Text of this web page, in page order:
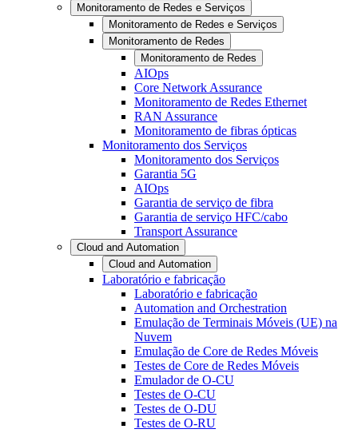
Monitoramento de Redes e Serviços
Monitoramento de Redes e Serviços
Monitoramento de Redes
Monitoramento de Redes
AIOps
Core Network Assurance
Monitoramento de Redes Ethernet
RAN Assurance
Monitoramento de fibras ópticas
Monitoramento dos Serviços
Monitoramento dos Serviços
Garantia 5G
AIOps
Garantia de serviço de fibra
Garantia de serviço HFC/cabo
Transport Assurance
Cloud and Automation
Cloud and Automation
Laboratório e fabricação
Laboratório e fabricação
Automation and Orchestration
Emulação de Terminais Móveis (UE) na
Nuvem
Emulação de Core de Redes Móveis
Testes de Core de Redes Móveis
Emulador de O-CU
Testes de O-CU
Testes de O-DU
Testes de O-RU